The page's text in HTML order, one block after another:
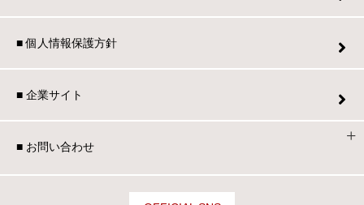
■ 個人情報保護方針
■ 企業サイト
■ お問い合わせ